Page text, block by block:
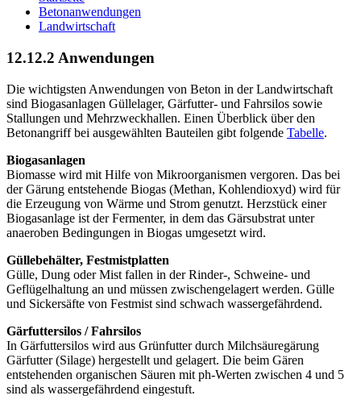
Betonanwendungen
Landwirtschaft
12.12.2 Anwendungen
Die wichtigsten Anwendungen von Beton in der Landwirtschaft
sind Biogasanlagen Güllelager, Gärfutter- und Fahrsilos sowie
Stallungen und Mehrzweckhallen. Einen Überblick über den
Betonangriff bei ausgewählten Bauteilen gibt folgende Tabelle.
Biogasanlagen
Biomasse wird mit Hilfe von Mikroorganismen vergoren. Das bei
der Gärung entstehende Biogas (Methan, Kohlendioxyd) wird für
die Erzeugung von Wärme und Strom genutzt. Herzstück einer
Biogasanlage ist der Fermenter, in dem das Gärsubstrat unter
anaeroben Bedingungen in Biogas umgesetzt wird.
Güllebehälter, Festmistplatten
Gülle, Dung oder Mist fallen in der Rinder-, Schweine- und
Geflügelhaltung an und müssen zwischengelagert werden. Gülle
und Sickersäfte von Festmist sind schwach wassergefährdend.
Gärfuttersilos / Fahrsilos
In Gärfuttersilos wird aus Grünfutter durch Milchsäuregärung
Gärfutter (Silage) hergestellt und gelagert. Die beim Gären
entstehenden organischen Säuren mit ph-Werten zwischen 4 und 5
sind als wassergefährdend eingestuft.